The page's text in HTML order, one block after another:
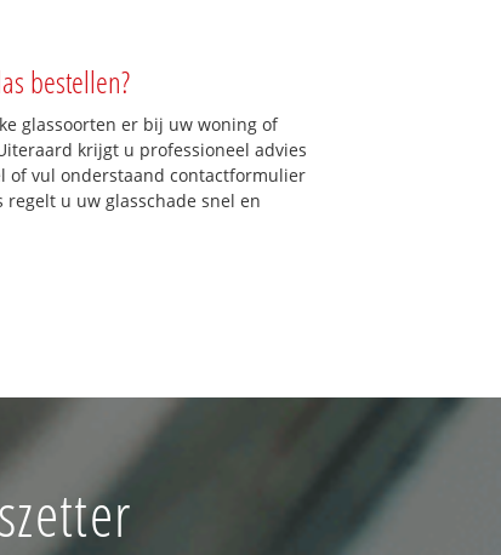
bestellen?
glassoorten er bij uw woning of
krijgt u professioneel advies
of vul onderstaand contactformulier
regelt u uw glasschade snel en